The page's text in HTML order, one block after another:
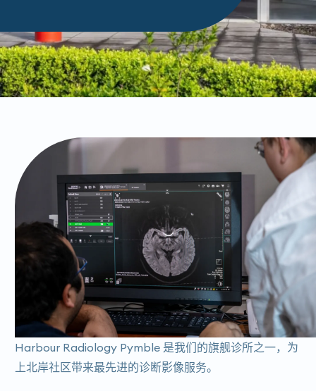
Harbour Ra​​diology Pymble 是我们的旗舰诊所之一，为
上北岸社区带来最先进的诊断影像服务。